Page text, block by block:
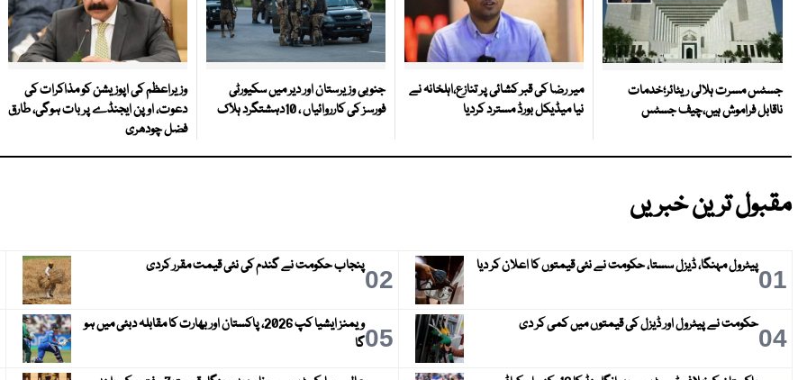
جسٹس مسرت ہلالی ریٹائر؛خدمات
ناقابل فراموش ہیں،چیف جسٹس
میر رضا کی قبر کشائی پر تنازع،اہلخانہ نے
نیا میڈیکل بورڈ مسترد کردیا
جنوبی وزیرستان اور دیر میں سکیورٹی
فورسز کی کارروائیاں ، 10دہشتگرد ہلاک
وزیراعظم کی اپوزیشن کو مذاکرات کی
دعوت، اوپن ایجنڈے پر بات ہوگی، طارق
فضل چودھری
مقبول ترین خبریں
01پیٹرول مہنگا، ڈیزل سستا، حکومت نے نئی قیمتوں کا اعلان کر دیا 02پنجاب حکومت نے گندم کی نئی قیمت مقرر کردی
04حکومت نے پیٹرول اور ڈیزل کی قیمتوں میں کمی کر دی 05
ویمنز ایشیا کپ 2026، پاکستان اور بھارت کا مقابلہ دبئی میں ہو
گا